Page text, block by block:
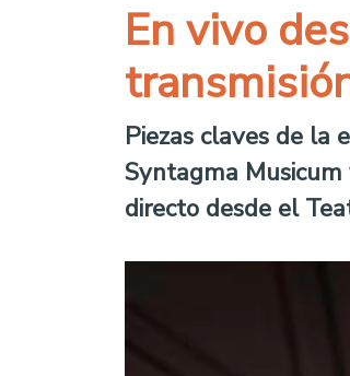
En vivo
Piezas claves de la
Syntagma
directo desde el